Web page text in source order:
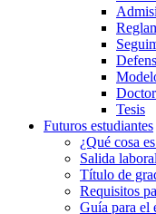
Tesis
Futuros estudiantes
¿Qué cosa
Salida laboral
Título de
Requisitos
Guía para el